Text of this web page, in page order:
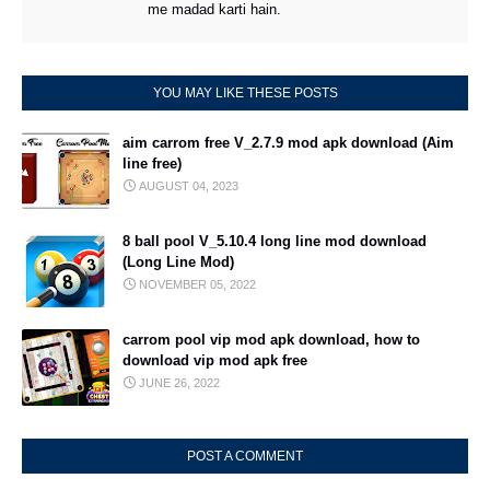
me madad karti hain.
YOU MAY LIKE THESE POSTS
aim carrom free V_2.7.9 mod apk download (Aim
line free)
AUGUST 04, 2023
8 ball pool V_5.10.4 long line mod download
(Long Line Mod)
NOVEMBER 05, 2022
carrom pool vip mod apk download, how to
download vip mod apk free
JUNE 26, 2022
POST A COMMENT